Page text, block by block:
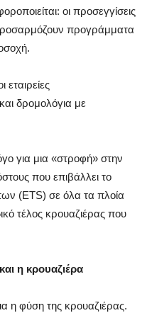
οι προσεγγίσεις
προγράμματα
εταιρείες
δρομολόγια με
για μια «στροφή» στην
που επιβάλλει το
(ETS) σε όλα τα πλοία
τέλος κρουαζιέρας που
η κρουαζιέρα
η φύση της κρουαζιέρας.